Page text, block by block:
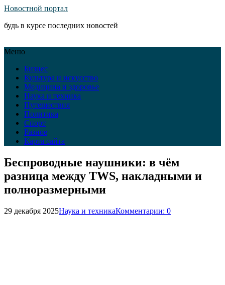
Новостной портал
будь в курсе последних новостей
Меню
Бизнес
Культура и искусство
Медицина и здоровье
Наука и техника
Путешествия
Политика
Спорт
Разное
Карта сайта
Беспроводные наушники: в чём
разница между TWS, накладными и
полноразмерными
29 декабря 2025Наука и техникаКомментарии: 0